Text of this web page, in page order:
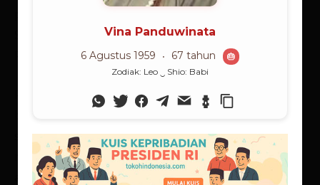
Sukarnoputri pemimpin partai pemenang
Pemilu (35%).
Poros Tengah yang dimotori Amien Rais
secara signifikan. Poros Tengah berhasil
meredam kemungkinan terjadinya kericuhan
antara dua kekuatan pendukung Megawati